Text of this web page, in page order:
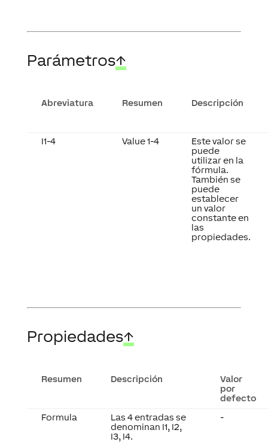
Parámetros↑
Abreviatura Resumen Descripción
I1-4 Value 1-4
Este valor se
puede
utilizar en la
fórmula.
También se
puede
establecer
un valor
constante en
las
propiedades.
Propiedades↑
Resumen Descripción
Valor
por
defecto
Formula
Las 4 entradas se
denominan I1, I2,
I3, I4.
-